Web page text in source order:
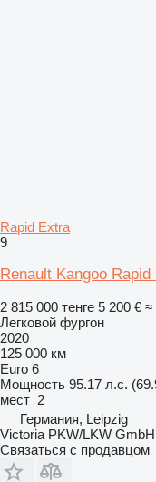
Rapid Extra
9
Renault Kangoo Rapid
2 815 000 тенге 5 200 € ≈
Легковой фургон
2020
125 000 км
Euro 6
Мощность 95.17 л.с.
мест 2
Германия, Leipzig
Victoria PKW/LKW GmbH
Связаться с продавцом